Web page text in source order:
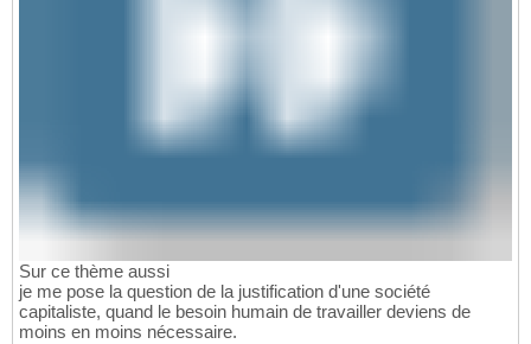
Sur ce thème aussi
je me pose la question de la justification d'une société
capitaliste, quand le besoin humain de travailler deviens de
moins en moins nécessaire.